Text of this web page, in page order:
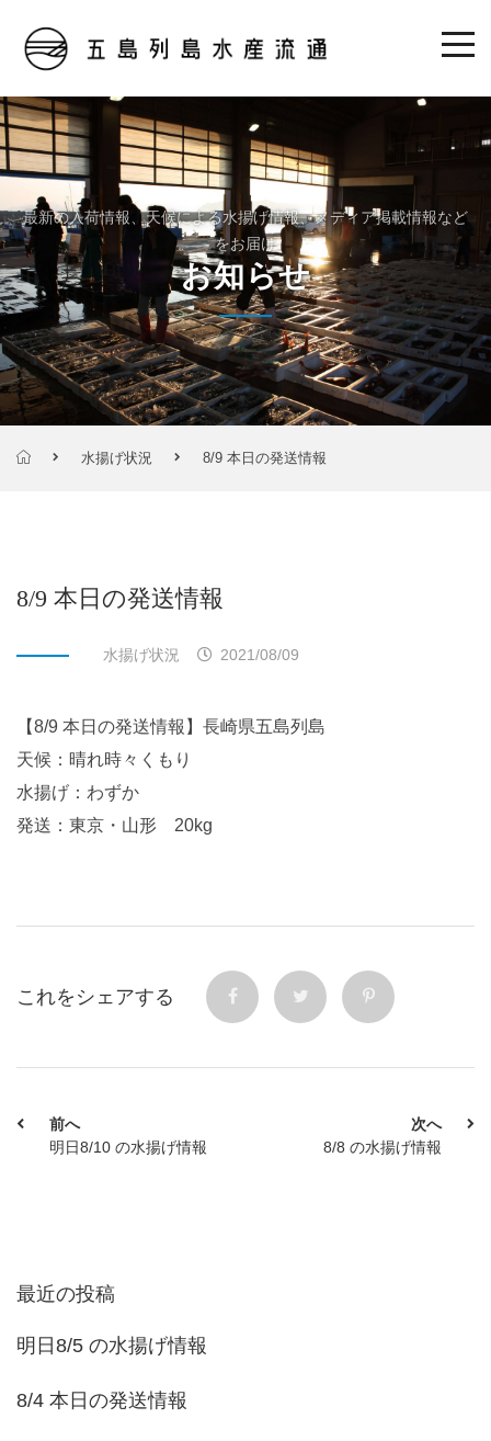
最新の入荷情報、天候による水揚げ情報、メディア掲載情報など
をお届け
お知らせ
水揚げ状況 8/9 本日の発送情報
8/9 本日の発送情報
水揚げ状況 2021/08/09
【8/9 本日の発送情報】長崎県五島列島
天候：晴れ時々くもり
水揚げ：わずか
発送：東京・山形 20kg
これをシェアする
前へ
明日8/10 の水揚げ情報
次へ
8/8 の水揚げ情報
最近の投稿
明日8/5 の水揚げ情報
8/4 本日の発送情報